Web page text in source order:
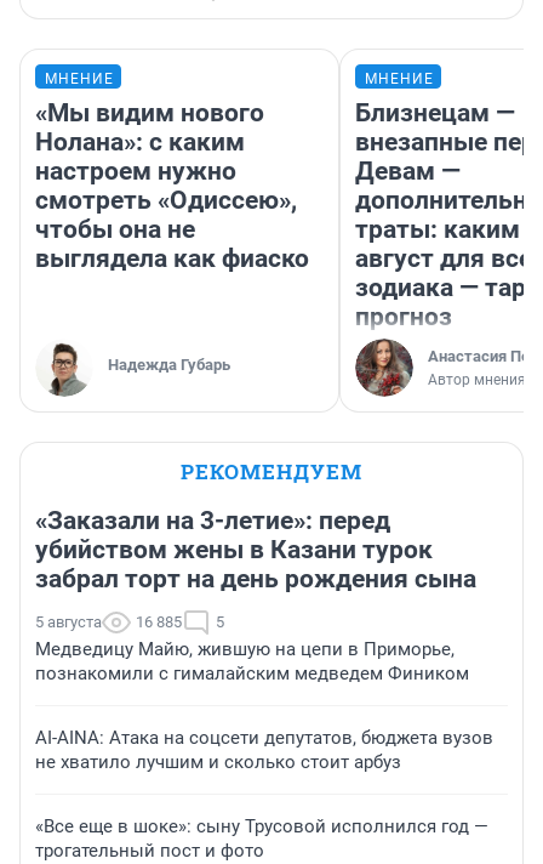
МНЕНИЕ
«Мы видим нового
Нолана»: с каким
настроем нужно
смотреть «Одиссею»,
чтобы она не
выглядела как фиаско
Надежда Губарь
МНЕНИЕ
Близнецам —
внезапные
Девам —
траты: каким
август для
зодиака —
прогноз
Анастасия
Автор мнения
РЕКОМЕНДУЕМ
«Заказали на 3-летие»: перед
убийством жены в Казани турок
забрал торт на день рождения сына
5 августа 16 885 5
Медведицу Майю, жившую на цепи в Приморье,
познакомили с гималайским медведем Фиником
AI-AINA: Атака на соцсети депутатов, бюджета вузов
не хватило лучшим и сколько стоит арбуз
«Все еще в шоке»: сыну Трусовой исполнился год —
трогательный пост и фото